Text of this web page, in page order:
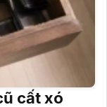
cất xó